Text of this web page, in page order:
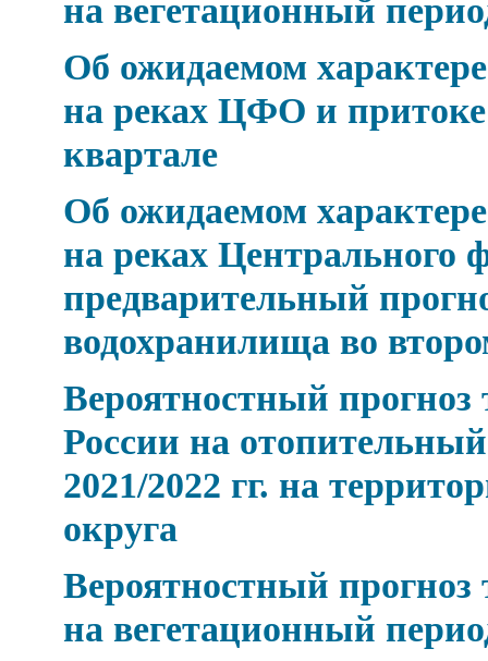
на вегетационный
Об ожидаемом характере
на реках ЦФО и
квартале
Об ожидаемом характере
на реках Центрального
предварительный
водохранилища во
Вероятностный
России на
2021/2022 гг. на
округа
Вероятностный
на вегетационный